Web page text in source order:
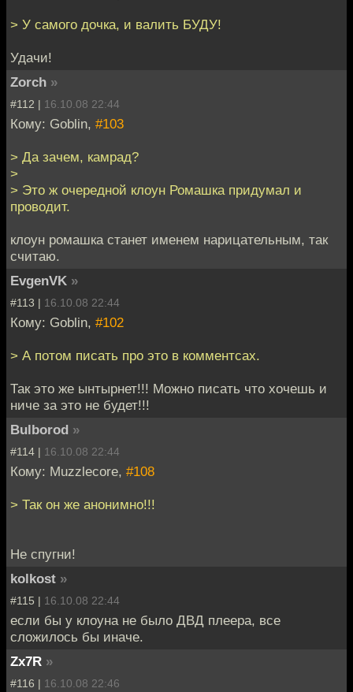
> У самого дочка, и валить БУДУ!
Удачи!
Zorch »
#112 | 16.10.08 22:44
Кому: Goblin, #103
> Да зачем, камрад?
>
> Это ж очередной клоун Ромашка придумал и
проводит.
клоун ромашка станет именем нарицательным, так
считаю.
EvgenVK »
#113 | 16.10.08 22:44
Кому: Goblin, #102
> А потом писать про это в комментсах.
Так это же ынтырнет!!! Можно писать что хочешь и
ниче за это не будет!!!
Bulborod »
#114 | 16.10.08 22:44
Кому: Muzzlecore, #108
> Так он же анонимно!!!
Не спугни!
kolkost »
#115 | 16.10.08 22:44
если бы у клоуна не было ДВД плеера, все
сложилось бы иначе.
Zx7R »
#116 | 16.10.08 22:46